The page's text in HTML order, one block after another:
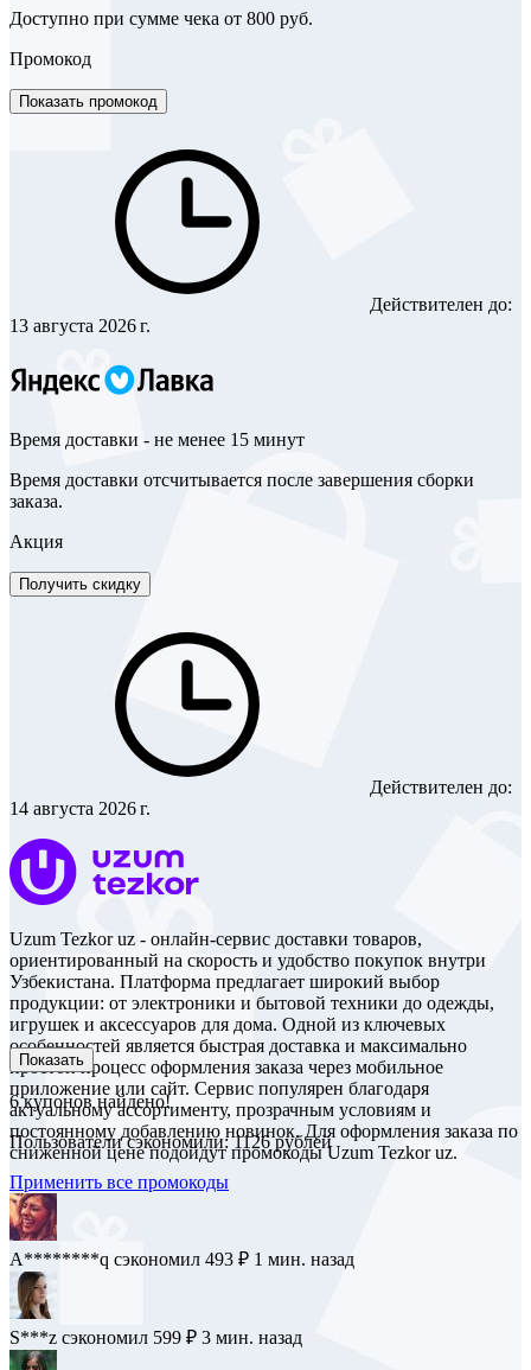
Доступно при сумме чека от 800 руб.
Промокод
Показать промокод
Действителен до:
13 августа 2026 г.
Время доставки - не менее 15 минут
Время доставки отсчитывается после завершения сборки
заказа.
Акция
Получить скидку
Действителен до:
14 августа 2026 г.
Uzum Tezkor uz - онлайн-сервис доставки товаров,
ориентированный на скорость и удобство покупок внутри
Узбекистана. Платформа предлагает широкий выбор
продукции: от электроники и бытовой техники до одежды,
игрушек и аксессуаров для дома. Одной из ключевых
особенностей является быстрая доставка и максимально
простой процесс оформления заказа через мобильное
приложение или сайт. Сервис популярен благодаря
актуальному ассортименту, прозрачным условиям и
постоянному добавлению новинок. Для оформления заказа по
сниженной цене подойдут промокоды Uzum Tezkor uz.
Показать
6купонов найдено!
Пользователи сэкономили: 1126 рублей
Применить все промокоды
A********q сэкономил 493 ₽ 1 мин. назад
S***z сэкономил 599 ₽ 3 мин. назад